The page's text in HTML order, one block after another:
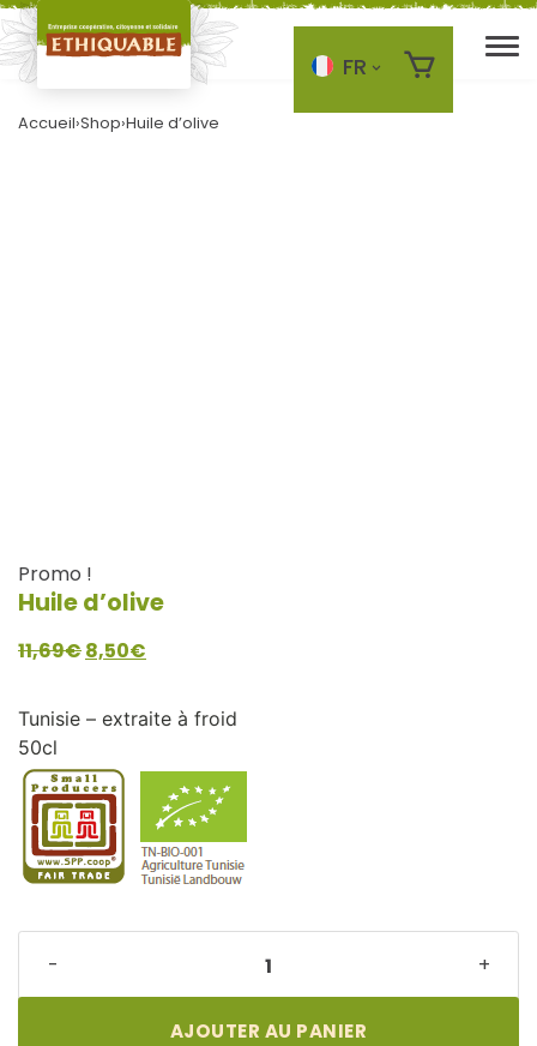
Skip to main content
FR
Accueil›Shop›Huile d’olive
Promo !
Huile d’olive
11,69€Le
initial
était :
11,69€.
8,50€
actuel
est :
8,50€.
Tunisie – extraite à froid
50cl
d'olive
quantité
- +
AJOUTER AU PANIER